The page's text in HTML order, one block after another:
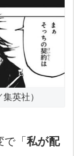
英社）
で「私が配